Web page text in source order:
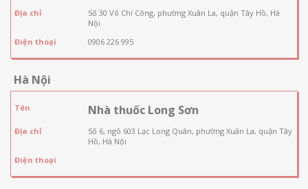
Địa chỉ
Số 30 Võ Chí Công, phường Xuân La, quận Tây Hồ, Hà
Nội
Điện thoại
0906 226 995
Hà Nội
Tên Nhà thuốc Long Sơn
Địa chỉ
Số 6, ngõ 603 Lạc Long Quân, phường Xuân La, quận Tây
Hồ, Hà Nội
Điện thoại